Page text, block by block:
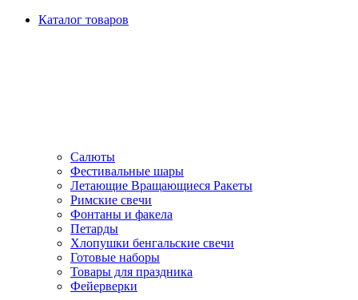
Каталог товаров
Салюты
Фестивальные шары
Летающие Вращающиеся Ракеты
Римские свечи
Фонтаны и факела
Петарды
Хлопушки бенгальские свечи
Готовые наборы
Товары для праздника
Фейерверки